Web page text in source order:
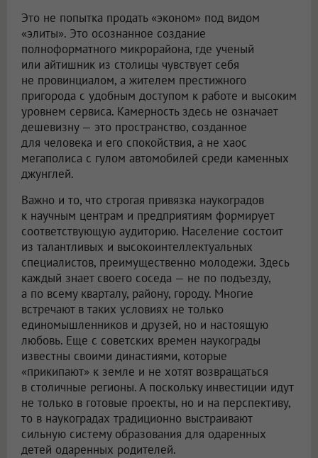
Это не попытка продать «эконом» под видом
«элиты». Это осознанное создание
полноформатного микрорайона, где ученый
или айтишник из столицы чувствует себя
не провинциалом, а жителем престижного
пригорода с удобным доступом к работе и высоким
уровнем сервиса. Камерность здесь не означает
дешевизну — это пространство, созданное
для человека и его спокойствия, а не хаос
мегаполиса с гулом автомобилей среди каменных
джунглей.
Важно и то, что строгая привязка наукоградов
к научным центрам и предприятиям формирует
соответствующую аудиторию. Население состоит
из талантливых и высокоинтеллектуальных
специалистов, преимущественно молодежи. Здесь
каждый знает своего соседа — не по подъезду,
а по всему кварталу, району, городу. Многие
встречают в таких условиях не только
единомышленников и друзей, но и настоящую
любовь. Еще с советских времен наукограды
известны своими династиями, которые
«прикипают» к земле и не хотят возвращаться
в столичные регионы. А поскольку инвестиции идут
не только в готовые проекты, но и на перспективу,
то в наукоградах традиционно выстраивают
сильную систему образования для одаренных
детей одаренных родителей.